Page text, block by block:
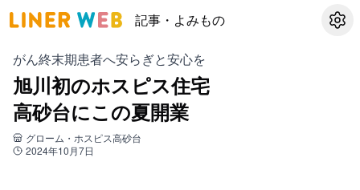
記事・よみもの 設定
がん終末期患者へ安らぎと安心を
旭川初のホスピス住宅
高砂台にこの夏開業
グローム・ホスピス高砂台
2024年10月7日